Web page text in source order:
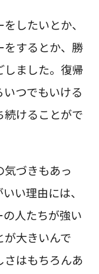
したいとか、
をするとか、勝
ました。復帰
つでもいける
けることがで
づきもあっ
い理由には、
人たちが強い
大きいんで
さはもちろんあ